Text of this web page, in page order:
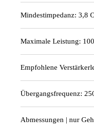
Mindestimpedanz: 3,8
Maximale Leistung:
Empfohlene
Übergangsfrequenz:
Abmessungen | nur